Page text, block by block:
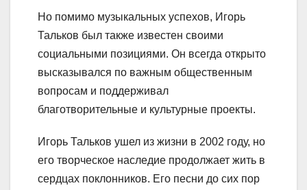
Но помимо музыкальных успехов, Игорь
Тальков был также известен своими
социальными позициями. Он всегда открыто
высказывался по важным общественным
вопросам и поддерживал
благотворительные и культурные проекты.
Игорь Тальков ушел из жизни в 2002 году, но
его творческое наследие продолжает жить в
сердцах поклонников. Его песни до сих пор